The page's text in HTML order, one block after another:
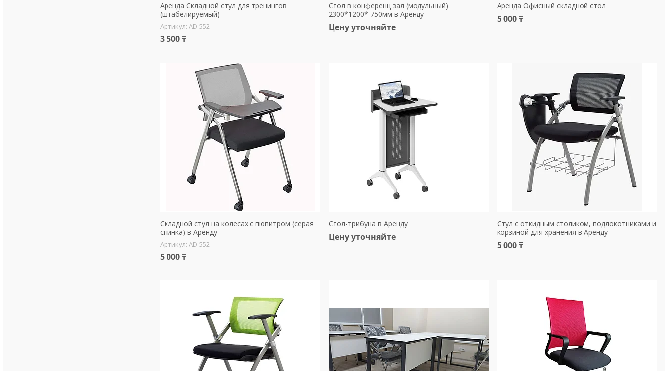
Аренда Складной стул для тренингов
(штабелируемый)
AD-552
3 500 ₸
Стол в конференц зал (модульный)
2300*1200* 750мм в Аренду
Цену уточняйте
Аренда Офисный складной стол
5 000 ₸
Складной стул на колесах с пюпитром (серая
спинка) в Аренду
AD-552
5 000 ₸
Стол-трибуна в Аренду
Цену уточняйте
Стул с откидным столиком, подлокотниками и
корзиной для хранения в Аренду
5 000 ₸